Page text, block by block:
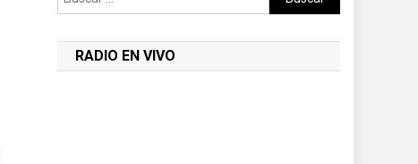
RADIO EN VIVO